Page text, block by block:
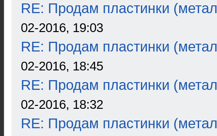
RE: Продам пластинки
02-2016, 19:03
RE: Продам пластинки
02-2016, 18:45
RE: Продам пластинки
02-2016, 18:32
RE: Продам пластинки